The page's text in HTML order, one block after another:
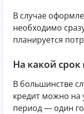
В случае
необходимо
планируется
На какой
В большинстве
кредит можно на
период — один